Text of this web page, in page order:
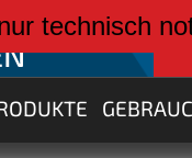
technisch